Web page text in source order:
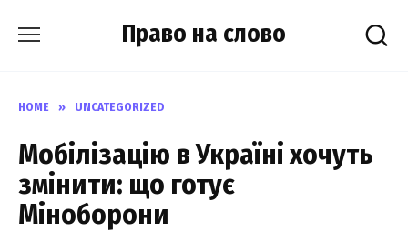
Право на слово
HOME » UNCATEGORIZED
Мобілізацію в Україні хочуть
змінити: що готує
Міноборони